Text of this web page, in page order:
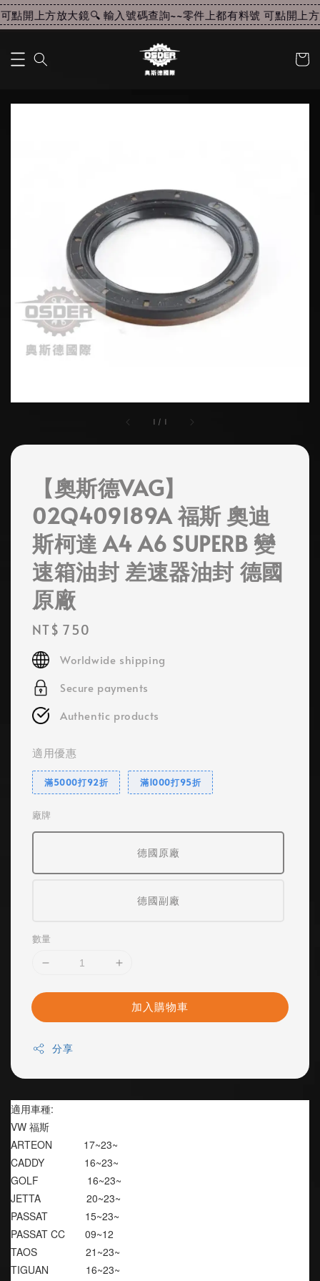
點開上方放大鏡🔍 輸入號碼查詢~~零件上都有料號 可點開上方
1 / 1
【奧斯德VAG】
02Q409189A 福斯 奧迪
斯柯達 A4 A6 SUPERB 變
速箱油封 差速器油封 德國
原廠
Regular
price
NT$ 750
Worldwide shipping
Secure payments
Authentic products
適用優惠
滿5000打92折 滿1000打95折
廠牌
德國原廠
德國副廠
數量
加入購物車
分享
適用車種:
VW 福斯
ARTEON           17~23~
CADDY              16~23~
GOLF                 16~23~
JETTA                20~23~
PASSAT             15~23~
PASSAT CC       09~12
TAOS                 21~23~
TIGUAN             16~23~